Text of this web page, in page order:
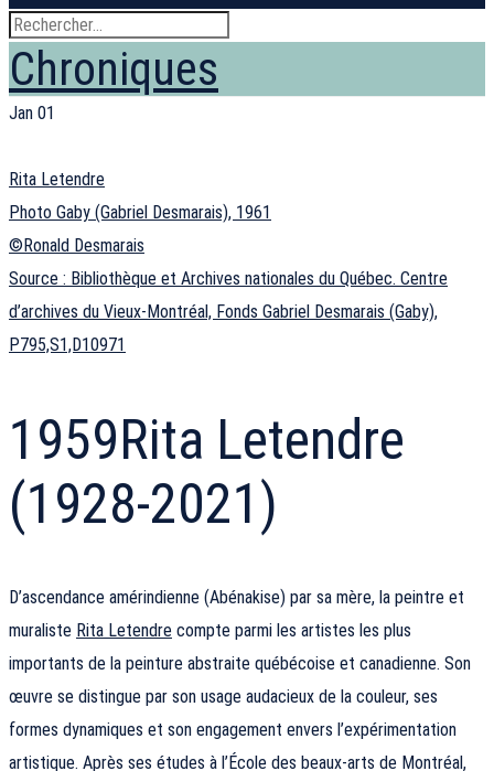
Chroniques
Jan 01
Rita Letendre
Photo Gaby (Gabriel Desmarais), 1961
©Ronald Desmarais
Source : Bibliothèque et Archives nationales du Québec. Centre
d’archives du Vieux-Montréal, Fonds Gabriel Desmarais (Gaby),
P795,S1,D10971
1959Rita Letendre
(1928-2021)
D’ascendance amérindienne (Abénakise) par sa mère, la peintre et
muraliste Rita Letendre compte parmi les artistes les plus
importants de la peinture abstraite québécoise et canadienne. Son
œuvre se distingue par son usage audacieux de la couleur, ses
formes dynamiques et son engagement envers l’expérimentation
artistique. Après ses études à l’École des beaux-arts de Montréal,